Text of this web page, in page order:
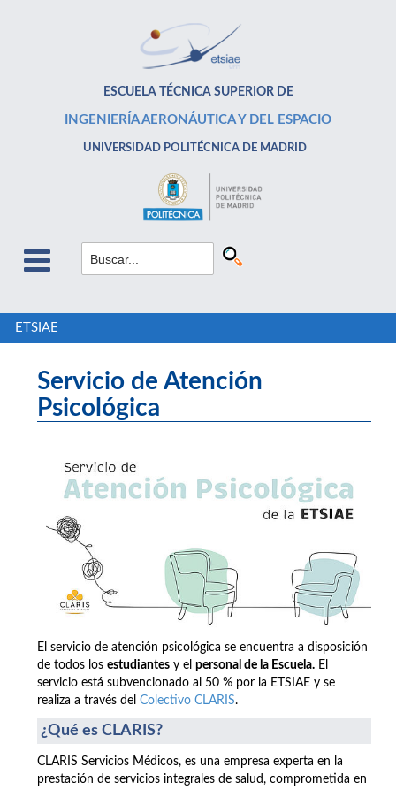
ESCUELA TÉCNICA SUPERIOR DE
INGENIERÍA AERONÁUTICA Y DEL ESPACIO
UNIVERSIDAD POLITÉCNICA DE MADRID
ETSIAE
Servicio de Atención
Psicológica
El servicio de atención psicológica se encuentra a disposición
de todos los estudiantes y el personal de la Escuela. El
servicio está subvencionado al 50 % por la ETSIAE y se
realiza a través del Colectivo CLARIS.
¿Qué es CLARIS?
CLARIS Servicios Médicos, es una empresa experta en la
prestación de servicios integrales de salud, comprometida en